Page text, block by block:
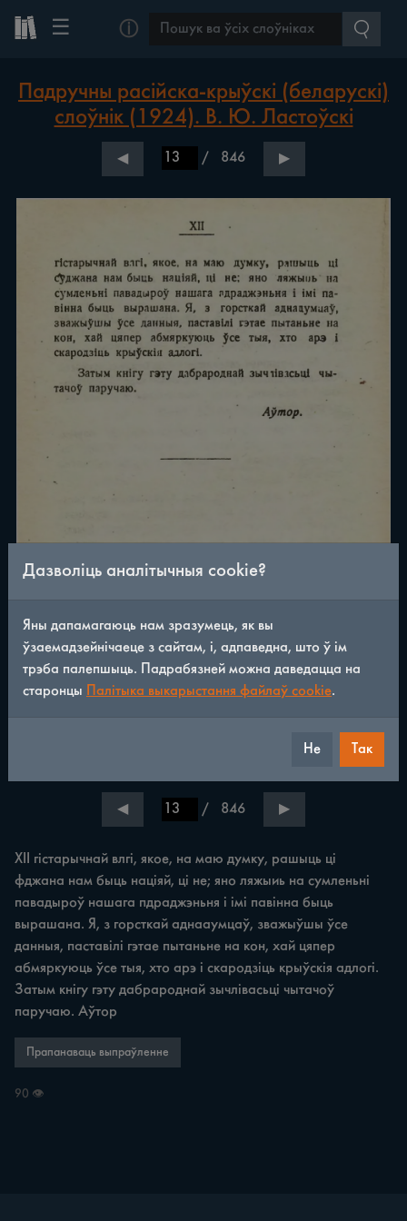
☰ ⓘ
Падручны расійска-крыўскі (беларускі)
слоўнік (1924). В. Ю. Ластоўскі
◀ / 846 ▶
◀ / 846 ▶
XII гістарычнай влгі, якое, на маю думку, рашыць ці
фджана нам быць націяй, ці не; яно ляжыиь на сумленьні
павадыроў нашага пдраджэньня i імі павінна быць
вырашана. Я, з горсткай аднааумцаў, зважыўшы ўсе
данныя, паставілі гэтае пытаньне на кон, хай цяпер
абмяркуюць ўсе тыя, хто арэ i скародзіць крыўскія адлогі.
Затым кнігу гэту дабрароднай зычлівасьці чытачоў
паручаю. Аўтор
Прапанаваць выпраўленне
90 👁
Дазволіць аналітычныя cookie?
Яны дапамагаюць нам зразумець, як вы
ўзаемадзейнічаеце з сайтам, і, адпаведна, што ў ім
трэба палепшыць. Падрабязней можна даведацца на
старонцы
Палітыка выкарыстання файлаў cookie.
Не Так